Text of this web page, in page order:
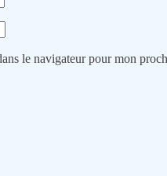
le navigateur pour mon